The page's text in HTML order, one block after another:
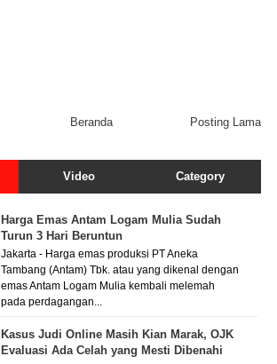
Posting Lama
Beranda
Video Category
Harga Emas Antam Logam Mulia Sudah
Turun 3 Hari Beruntun
Jakarta - Harga emas produksi PT Aneka
Tambang (Antam) Tbk. atau yang dikenal dengan
emas Antam Logam Mulia kembali melemah
pada perdagangan...
Kasus Judi Online Masih Kian Marak, OJK
Evaluasi Ada Celah yang Mesti Dibenahi